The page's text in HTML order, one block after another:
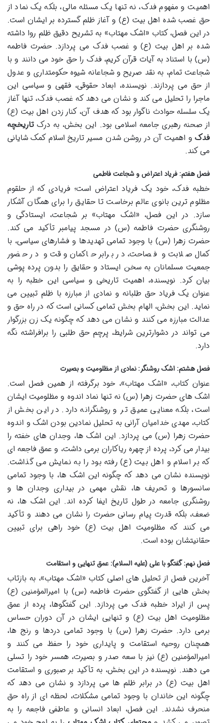
اهمیت و مفهوم فدک، نه تنها یک مسئله مالی، بلکه یک نماد از
حق غصب شده اهل بیت (ع) و آغاز ظلم گسترده بر ایشان است.
در این فصل، کتاب «اشک مهتاب» به تشریح دقیق ظلم روا داشته
شده بر اهل بیت (ع) و غصب فدک می پردازد. حضرت فاطمه
(س) با استناد به آیات قرآن کریم، فدک را حق خود می دانند و با
شجاعت تمام، به نقد صریح و شجاعانه شیوه حکومتداری و عدول
از حق می پردازند. نویسنده، ابعاد حقوقی، فقهی و سیاسی این
ماجرا را تحلیل می کند و نشان می دهد که غصب فدک، تنها آغاز
یک سلسله حوادث ناگوار بود که هدف آن، کنار زدن اهل بیت (ع)
از صحنه رهبری جامعه اسلامی بود. این بخش، به درک تاریخچه
فدک و اهمیت آن در روشن شدن مسیر تاریخ اسلام کمک شایانی
می کند.
فصل هفتم: فریاد اعتراض و شجاعت فاطمی
خطبه فدک، خود یک فریاد اعتراض است؛ فریادی که از حلقوم
مظلوم ترین بانوی عالم برخاست تا حقایق را برای همگان آشکار
سازد. در این فصل، «اشک مهتاب» بر شجاعت، ایستادگی و
روشنگری حضرت فاطمه (س) در مسجد پیامبر تأکید می کند.
حضرت زهرا (س) با وجود تمامی تهدیدها و فشارهای سیاسی، با
کمال صلابت و فصاحت، در برابر حاکمان وقت و در حضور
جمعیت مسلمانان به سخن ایستاد و حقایق را بدون پرده پوشی
بیان کرد. نویسنده، اهمیت تاریخی و سیاسی این خطبه را به
عنوان یک فریاد حق طلبانه و نمادی از مبارزه با ظلم تبیین می
نماید. این بخش، الهام بخش تمامی کسانی است که در راه حق و
عدالت مبارزه می کنند و نشان می دهد که چگونه یک زن بزرگوار
می تواند در دشوارترین شرایط، پرچم حق طلبی را برافراشته نگه
دارد.
فصل هشتم: اشک روشنگر: نمادی از مظلومیت و بصیرت
عنوان کتاب، «اشک مهتاب»، خود برگرفته از همین فصل است.
اشک های حضرت زهرا (س) نه تنها نماد اندوه و مظلومیت ایشان
است، بلکه معنایی عمیق تر و روشنگرانه دارد. در این بخش از
کتاب، مهدی خدامیان آرانی به تحلیل نمادین بودن اشک و اندوه
حضرت زهرا (س) می پردازد. این اشک ها، وجدان های خفته را
بیدار می کرد، پرده از چهره ریاکاران برمی داشت، و عمق فاجعه ای
که بر اسلام و اهل بیت (ع) رفته بود را به نمایش می گذاشت.
نویسنده نشان می دهد که چگونه این اشک ها، با وجود تمامی
سانسورها و تحریف ها، نقش مهمی در بیداری وجدان ها و
روشنگری جامعه در طول تاریخ ایفا کرده اند. این اشک ها، نه
ضعف، بلکه قدرت پیام رسانی حضرت را نشان می دهند و تأکید
می کنند که مظلومیت اهل بیت (ع) خود راهی برای تبیین
حقانیتشان بوده است.
فصل نهم: گفتگو با علی (علیه السلام): عمق تنهایی و استقامت
آخرین فصل از تحلیل های اصلی کتاب «اشک مهتاب»، به بازتاب
بخش هایی از گفتگوی حضرت فاطمه (س) با امیرالمؤمنین (ع)
پس از ایراد خطبه فدک می پردازد. این گفتگوها، پرده از عمق
مظلومیت اهل بیت (ع) و تنهایی ایشان در آن دوران حساس
برمی دارد. حضرت زهرا (س) با وجود تمامی دردها و رنج ها،
همچنان روحیه استقامت و پایداری خود را حفظ می کنند و
امیرالمؤمنین (ع) نیز با سعه صدر و بصیرت، همسر خود را تسلی
می دهند. نویسنده در این بخش، به تأکید بر صبوری و استقامت
اهل بیت (ع) در برابر ظلم ها می پردازد و نشان می دهد که
چگونه این خاندان با وجود تمامی مشکلات، لحظه ای از راه حق
منحرف نشدند. این فصل، ابعاد انسانی و عاطفی فاجعه را به